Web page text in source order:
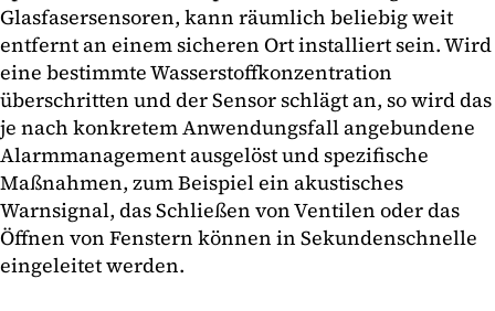
Glasfasersensoren, kann räumlich beliebig weit
entfernt an einem sicheren Ort installiert sein. Wird
eine bestimmte Wasserstoffkonzentration
überschritten und der Sensor schlägt an, so wird das
je nach konkretem Anwendungsfall angebundene
Alarmmanagement ausgelöst und spezifische
Maßnahmen, zum Beispiel ein akustisches
Warnsignal, das Schließen von Ventilen oder das
Öffnen von Fenstern können in Sekundenschnelle
eingeleitet werden.